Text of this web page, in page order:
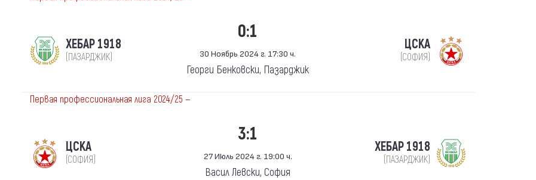
ХЕБАР 1918
(ПАЗАРДЖИК)
0:1
30 Ноябрь 2024 г. 17:30 ч.
Георги Бенковски, Пазарджик
ЦСКА
(СОФИЯ)
Первая профессиональная лига 2024/25 —
ЦСКА
(СОФИЯ)
3:1
27 Июль 2024 г. 19:00 ч.
Васил Левски, София
ХЕБАР 1918
(ПАЗАРДЖИК)